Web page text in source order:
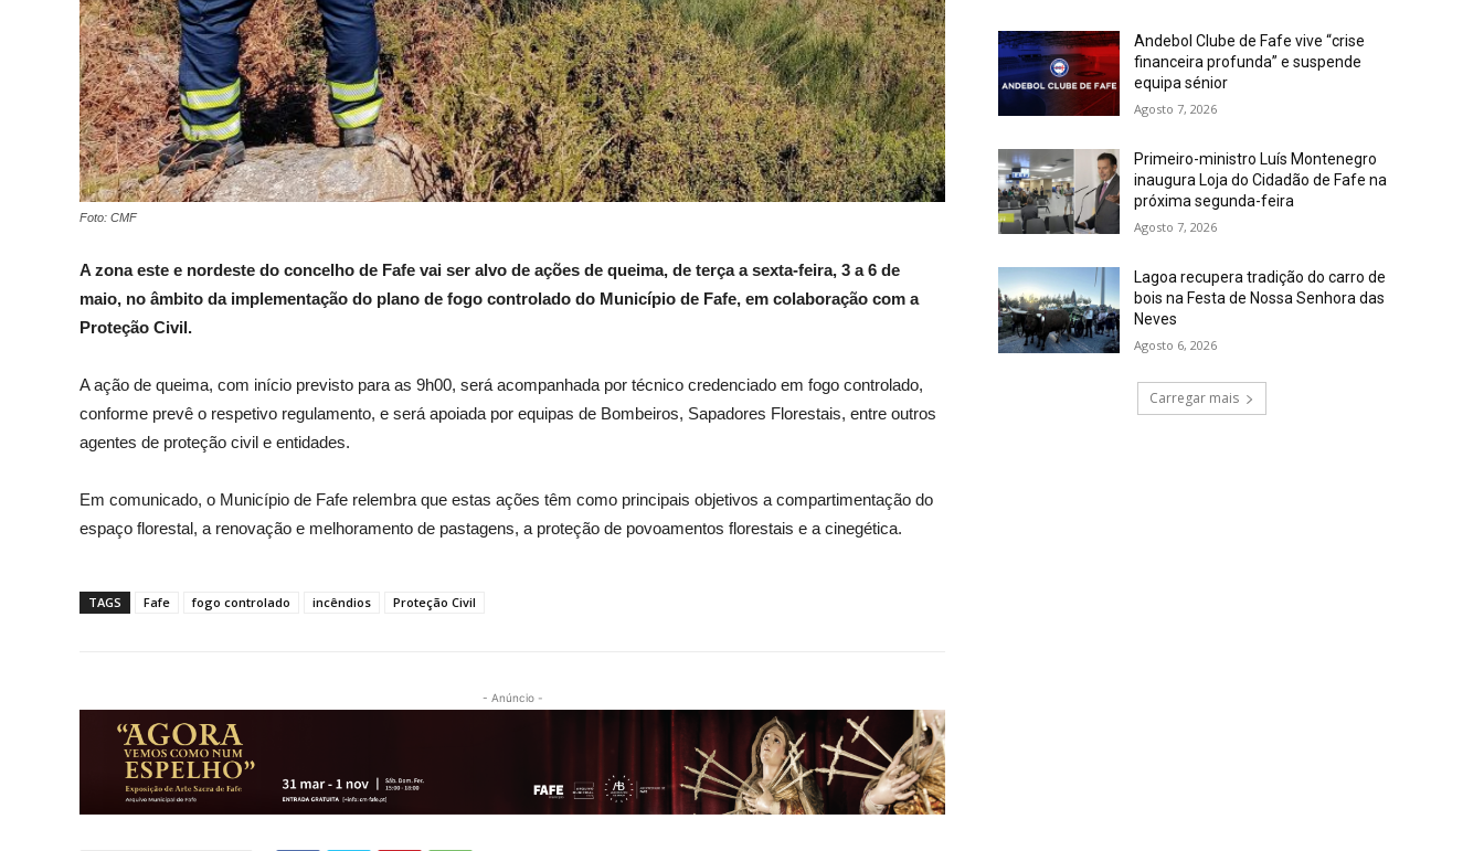
Foto: CMF
A zona este e nordeste do concelho de Fafe vai ser alvo de ações de queima, de terça a sexta-feira, 3 a 6 de
maio, no âmbito da implementação do plano de fogo controlado do Município de Fafe, em colaboração com a
Proteção Civil.
A ação de queima, com início previsto para as 9h00, será acompanhada por técnico credenciado em fogo controlado,
conforme prevê o respetivo regulamento, e será apoiada por equipas de Bombeiros, Sapadores Florestais, entre outros
agentes de proteção civil e entidades.
Em comunicado, o Município de Fafe relembra que estas ações têm como principais objetivos a compartimentação do
espaço florestal, a renovação e melhoramento de pastagens, a proteção de povoamentos florestais e a cinegética.
TAGS Fafe fogo controlado incêndios Proteção Civil
- Anúncio -
Andebol Clube de Fafe vive “crise
financeira profunda” e suspende
equipa sénior
Agosto 7, 2026
Primeiro-ministro Luís Montenegro
inaugura Loja do Cidadão de Fafe na
próxima segunda-feira
Agosto 7, 2026
Lagoa recupera tradição do carro de
bois na Festa de Nossa Senhora das
Neves
Agosto 6, 2026
Carregar mais